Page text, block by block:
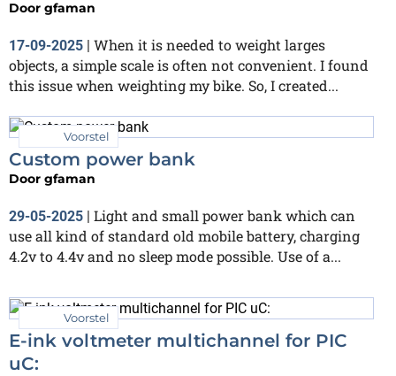
Door gfaman
17-09-2025
When it is needed to weight larges
objects, a simple scale is often not convenient. I found
this issue when weighting my bike. So, I created...
Voorstel
Custom power bank
Door gfaman
29-05-2025 | Light and small power bank which can
use all kind of standard old mobile battery, charging
4.2v to 4.4v and no sleep mode possible. Use of a...
Voorstel
E-ink voltmeter multichannel for PIC
uC: